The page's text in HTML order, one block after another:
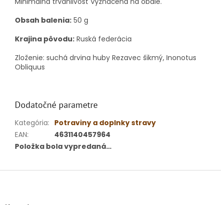
Obsah balenia: 50 g
Krajina pôvodu: Ruská federácia
Zloženie: suchá drvina huby Rezavec šikmý, Inonotus
Obliquus
Dodatočné parametre
Kategória: Potraviny a doplnky stravy
EAN:
4631140457964
Položka bola vypredaná…